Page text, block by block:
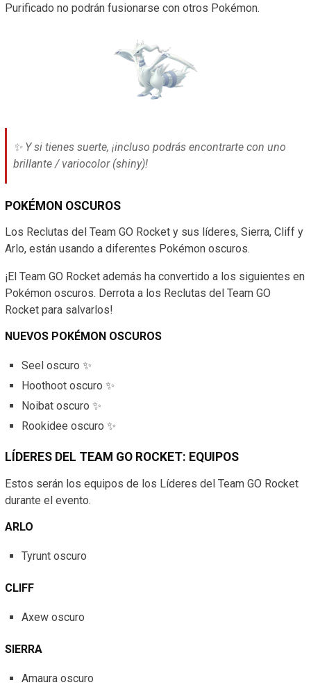
Purificado no podrán fusionarse con otros Pokémon.
✨ Y si tienes suerte, ¡incluso podrás encontrarte con uno
brillante / variocolor (shiny)!
POKÉMON OSCUROS
Los Reclutas del Team GO Rocket y sus líderes, Sierra, Cliff y
Arlo, están usando a diferentes Pokémon oscuros.
¡El Team GO Rocket además ha convertido a los siguientes en
Pokémon oscuros. Derrota a los Reclutas del Team GO
Rocket para salvarlos!
NUEVOS POKÉMON OSCUROS
Seel oscuro ✨
Hoothoot oscuro ✨
Noibat oscuro ✨
Rookidee oscuro ✨
LÍDERES DEL TEAM GO ROCKET: EQUIPOS
Estos serán los equipos de los Líderes del Team GO Rocket
durante el evento.
ARLO
Tyrunt oscuro
CLIFF
Axew oscuro
SIERRA
Amaura oscuro